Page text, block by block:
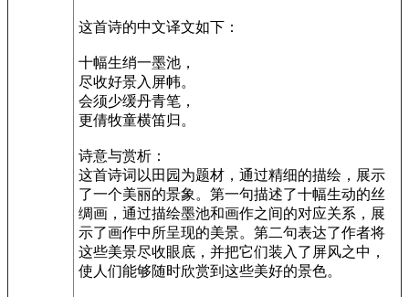
这首诗的中文译文如下：
十幅生绡一墨池，
尽收好景入屏帏。
会须少缓丹青笔，
更倩牧童横笛归。
诗意与赏析：
这首诗词以田园为题材，通过精细的描绘，展示
了一个美丽的景象。第一句描述了十幅生动的丝
绸画，通过描绘墨池和画作之间的对应关系，展
示了画作中所呈现的美景。第二句表达了作者将
这些美景尽收眼底，并把它们装入了屏风之中，
使人们能够随时欣赏到这些美好的景色。